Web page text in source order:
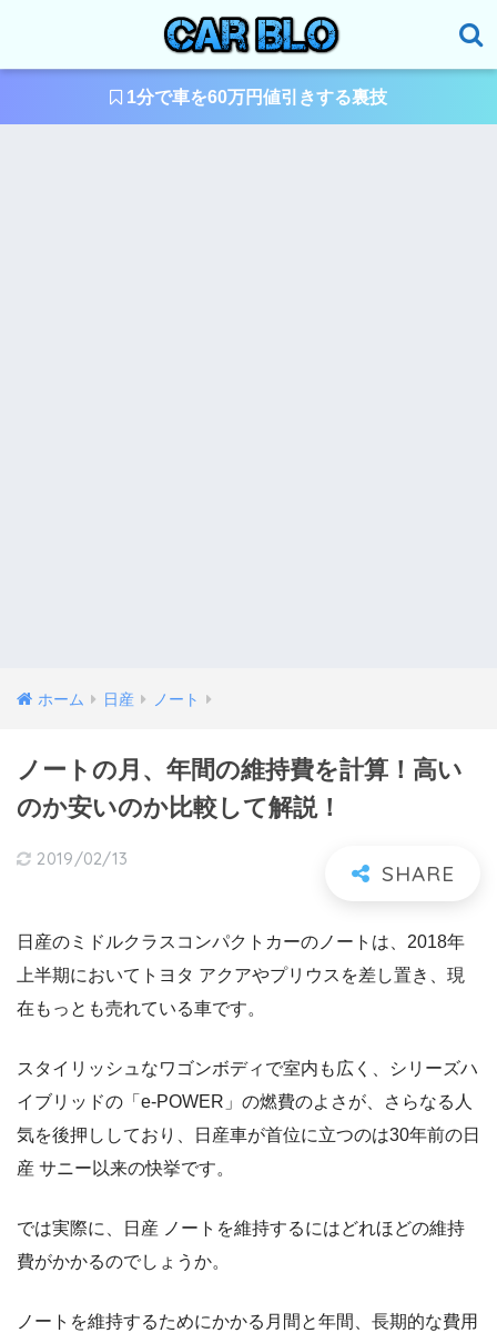
1分で車を60万円値引きする裏技
ホーム 日産 ノート
ノートの月、年間の維持費を計算！高い
のか安いのか比較して解説！
2019/02/13
日産のミドルクラスコンパクトカーのノートは、2018年
上半期においてトヨタ アクアやプリウスを差し置き、現
在もっとも売れている車です。
スタイリッシュなワゴンボディで室内も広く、シリーズハ
イブリッドの「e-POWER」の燃費のよさが、さらなる人
気を後押ししており、日産車が首位に立つのは30年前の日
産 サニー以来の快挙です。
では実際に、日産 ノートを維持するにはどれほどの維持
費がかかるのでしょうか。
ノートを維持するためにかかる月間と年間、長期的な費用